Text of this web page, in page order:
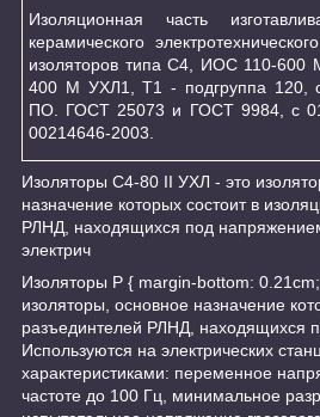
Изоляционная часть
керамического
изоляторов типа С4, ИОС 110-
400 М УХЛ1, Т1 - подгруппа 120,
ПО. ГОСТ 25073 и ГОСТ 9984, с
00214646-2003.
Изоляторы С4-80 II УХЛ - это
назначение которых состоит в
РЛНД, находящихся под
электрич
Изоляторы P { margin-bottom:
изоляторы, основное назначение
разъединтелей РЛНД, находящихся
Используются на электрических
характеристиками: переменное
частоте до 100 Гц, минимальное